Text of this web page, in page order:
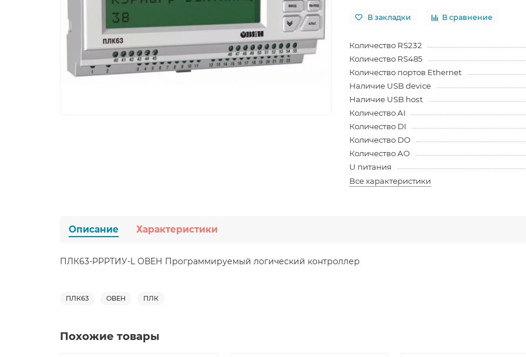
В закладки В сравнение
Количество RS232
Количество RS485
Количество портов Ethernet
Наличие USB device
Наличие USB host
Количество AI
Количество DI
Количество DO
Количество AO
U питания
Все характеристики
Описание Характеристики
ПЛК63-РРРТИУ-L ОВЕН Программируемый логический контроллер
ПЛК63 ОВЕН ПЛК
Похожие товары